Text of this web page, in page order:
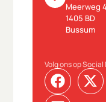
Meerweg
1405 BD
Bussum
Volg ons op Social